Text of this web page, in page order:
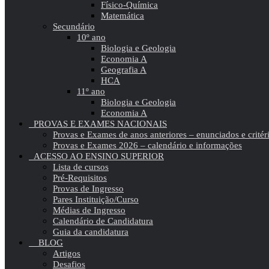
Físico-Química
Matemática
Secundário
10º ano
Biologia e Geologia
Economia A
Geografia A
HCA
11º ano
Biologia e Geologia
Economia A
PROVAS E EXAMES NACIONAIS
Provas e Exames de anos anteriores – enunciados e
Provas e Exames 2026 – calendário e informações
ACESSO AO ENSINO SUPERIOR
Lista de cursos
Pré-Requisitos
Provas de Ingresso
Pares Instituição/Curso
Médias de Ingresso
Calendário de Candidatura
Guia da candidatura
BLOG
Artigos
Desafios